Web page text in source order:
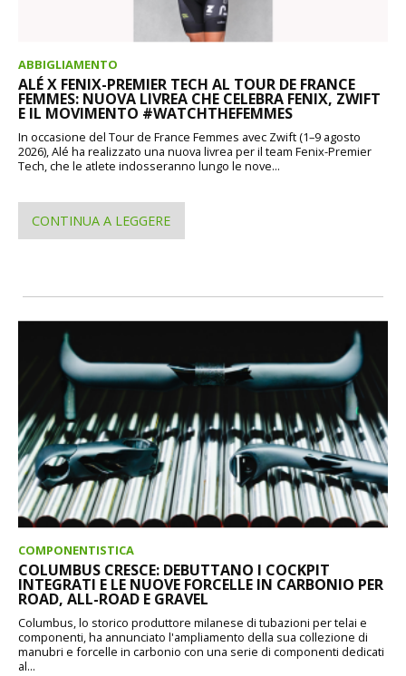
ABBIGLIAMENTO
ALÉ X FENIX-PREMIER TECH AL TOUR DE FRANCE
FEMMES: NUOVA LIVREA CHE CELEBRA FENIX, ZWIFT
E IL MOVIMENTO #WATCHTHEFEMMES
In occasione del Tour de France Femmes avec Zwift (1–9 agosto
2026), Alé ha realizzato una nuova livrea per il team Fenix-Premier
Tech, che le atlete indosseranno lungo le nove...
CONTINUA A LEGGERE
COMPONENTISTICA
COLUMBUS CRESCE: DEBUTTANO I COCKPIT
INTEGRATI E LE NUOVE FORCELLE IN CARBONIO PER
ROAD, ALL-ROAD E GRAVEL
Columbus, lo storico produttore milanese di tubazioni per telai e
componenti, ha annunciato l'ampliamento della sua collezione di
manubri e forcelle in carbonio con una serie di componenti dedicati
al...